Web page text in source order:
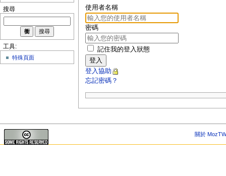
使用者名稱
密碼
記住我的登入狀態
登入
登入協助
忘記密碼？
搜尋
工具:
特殊頁面
關於